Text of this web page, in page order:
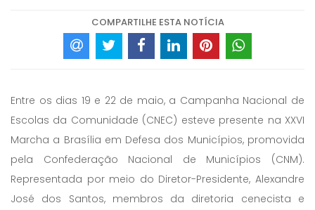
COMPARTILHE ESTA NOTÍCIA
Entre os dias 19 e 22 de maio, a Campanha Nacional de
Escolas da Comunidade (CNEC) esteve presente na XXVI
Marcha a Brasília em Defesa dos Municípios, promovida
pela Confederação Nacional de Municípios (CNM).
Representada por meio do Diretor-Presidente, Alexandre
José dos Santos, membros da diretoria cenecista e